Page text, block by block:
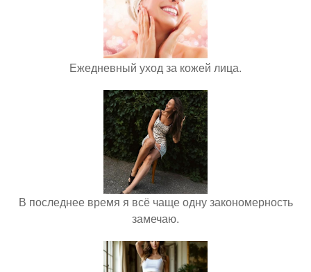
Ежедневный уход за кожей лица.
В последнее время я всё чаще одну закономерность
замечаю.